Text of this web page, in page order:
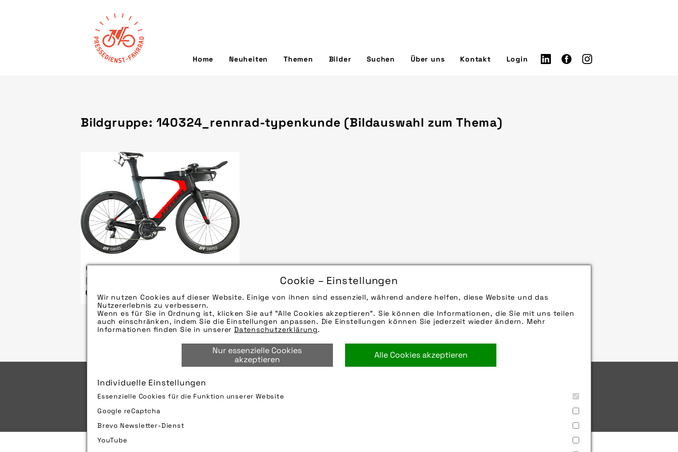
Cookie – Einstellungen
Wir nutzen Cookies auf dieser Website. Einige von ihnen sind essenziell, während andere helfen, diese Website und das
Nutzererlebnis zu verbessern.
Wenn es für Sie in Ordnung ist, klicken Sie auf "Alle Cookies akzeptieren". Sie können die Informationen, die Sie mit uns teilen
auch einschränken, indem Sie die Einstellungen anpassen. Die Einstellungen können Sie jederzeit wieder ändern. Mehr
Informationen finden Sie in unsererDatenschutzerklärung.
Nur essenzielle Cookies
akzeptieren
Alle Cookies akzeptieren
Individuelle Einstellungen
Essenzielle Cookies für die Funktion unserer Website
Google reCaptcha
Brevo Newsletter-Dienst
YouTube
Home Neuheiten Themen Bilder Suchen Über uns Kontakt Login
Bildgruppe: 140324_rennrad-typenkunde (Bildauswahl zum Thema)
Quelle/Source
[´www.stevensbikes.de | pd-f´]
Bild downloaden
Impressum